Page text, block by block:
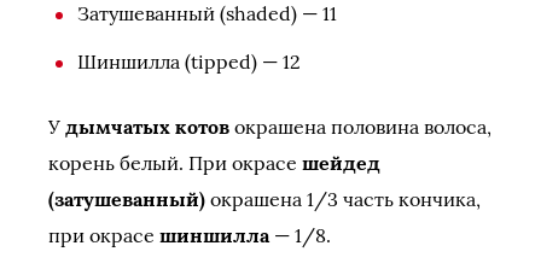
Затушеванный (shaded) — 11
Шиншилла (tipped) — 12
У дымчатых котов окрашена половина волоса,
корень белый. При окрасе шейдед
(затушеванный) окрашена 1/3 часть кончика,
при окрасе шиншилла— 1/8.